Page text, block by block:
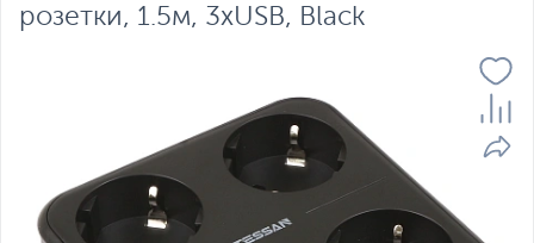
розетки, 1.5м, 3хUSB, Black